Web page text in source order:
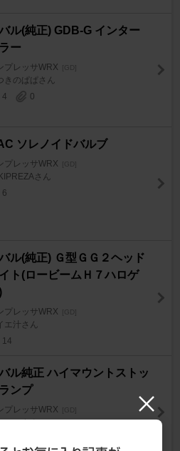
ル(純正) GDB-G インター
ー
プレッサWRX [GD]
きのぱぱさん
4
0
ソレノイドバルブ
プレッサWRX [GD]
さん
6
ル(純正) Ｇ型ＧＧ２ヘッド
ト(ロービームＨ７ハロゲ
プレッサWRX [GD]
エ汁さん
14
ル純正 ハイマウントストッ
ンプ
プレッサWRX [GD]
にーさん